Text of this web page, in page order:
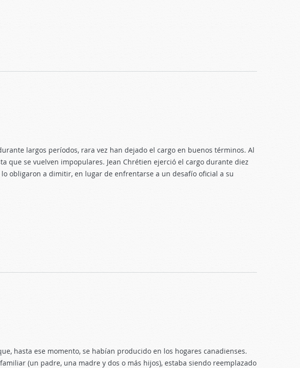
largos períodos, rara vez han dejado el cargo en buenos términos. Al
que se vuelven impopulares. Jean Chrétien ejerció el cargo durante diez
obligaron a dimitir, en lugar de enfrentarse a un desafío oficial a su
hasta ese momento, se habían producido en los hogares canadienses.
(un padre, una madre y dos o más hijos), estaba siendo reemplazado